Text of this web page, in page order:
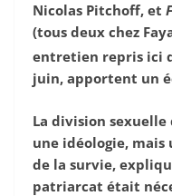
Nicolas Pitchoff, et
(tous deux chez
entretien repris ici
juin, apportent un
La division
une idéologie, mais
de la survie,
patriarcat était